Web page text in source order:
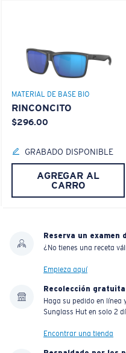
MATERIAL DE BASE BIO
RINCONCITO
$296.00
GRABADO DISPONIBLE
AGREGAR AL
CARRO
Reserva un examen
¿No tienes una receta
Empieza aquí
Recolección
Haga su pedido en línea
Sunglass Hut en solo 2
Encontrar una tienda